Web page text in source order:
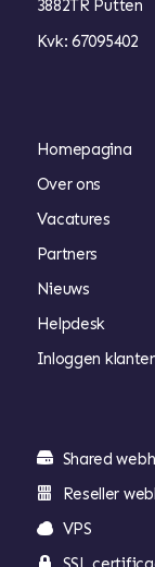
3882TR Putten
Kvk: 67095402
Homepagina
Over ons
Vacatures
Partners
Nieuws
Helpdesk
Inloggen
Shared
Reseller
VPS